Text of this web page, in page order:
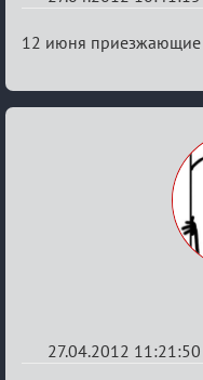
Re:
мероприятия
12 июня приезжающие
27.04.2012 11:21:50